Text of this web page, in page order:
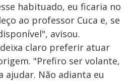
habituado, eu ficaria no
ao professor Cuca e, se
avisou.
claro preferir atuar
"Prefiro ser volante,
ajudar. Não adianta eu